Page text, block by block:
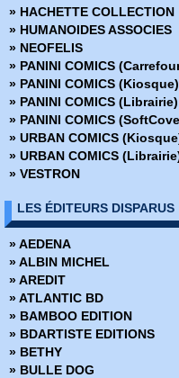
› 33 - La légende retrouvée
› 34 - Jedi de la République
› 35 - Les derniers Jedi
› 36 - Mers de feu
› 37 - Hiérarchisation
› 38 - Le réveil
› 39 - Solo
› 40 - La forteresse de Vador
» HACHETTE COLLECTION
» HUMANOIDES ASSOCIES
» NEOFELIS
» PANINI COMICS
» PANINI COMICS (Kiosque)
» PANINI COMICS (Librairie)
» PANINI COMICS
» URBAN COMICS
» URBAN COMICS
» VESTRON
LES ÉDITEURS DISPARUS
» AEDENA
» ALBIN MICHEL
» AREDIT
» ATLANTIC BD
» BAMBOO EDITION
» BDARTISTE EDITIONS
» BETHY
» BULLE DOG